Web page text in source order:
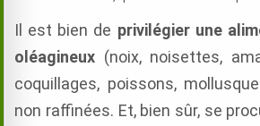
Il est bien de privilégier une
oléagineux (noix, noisettes,
coquillages, poissons,
non raffinées. Et, bien sûr, se